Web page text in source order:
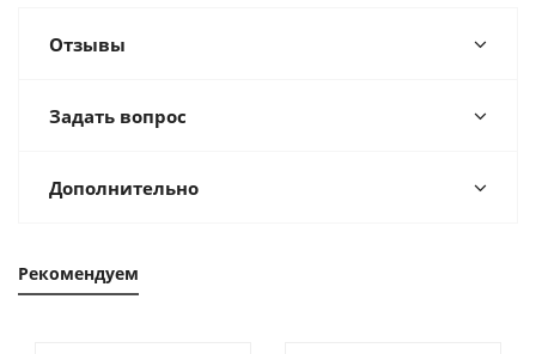
Отзывы
Задать вопрос
Дополнительно
Рекомендуем